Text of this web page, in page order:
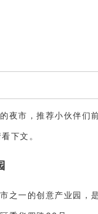
夜市，推荐小伙伴们
下文。
之一的创意产业园，